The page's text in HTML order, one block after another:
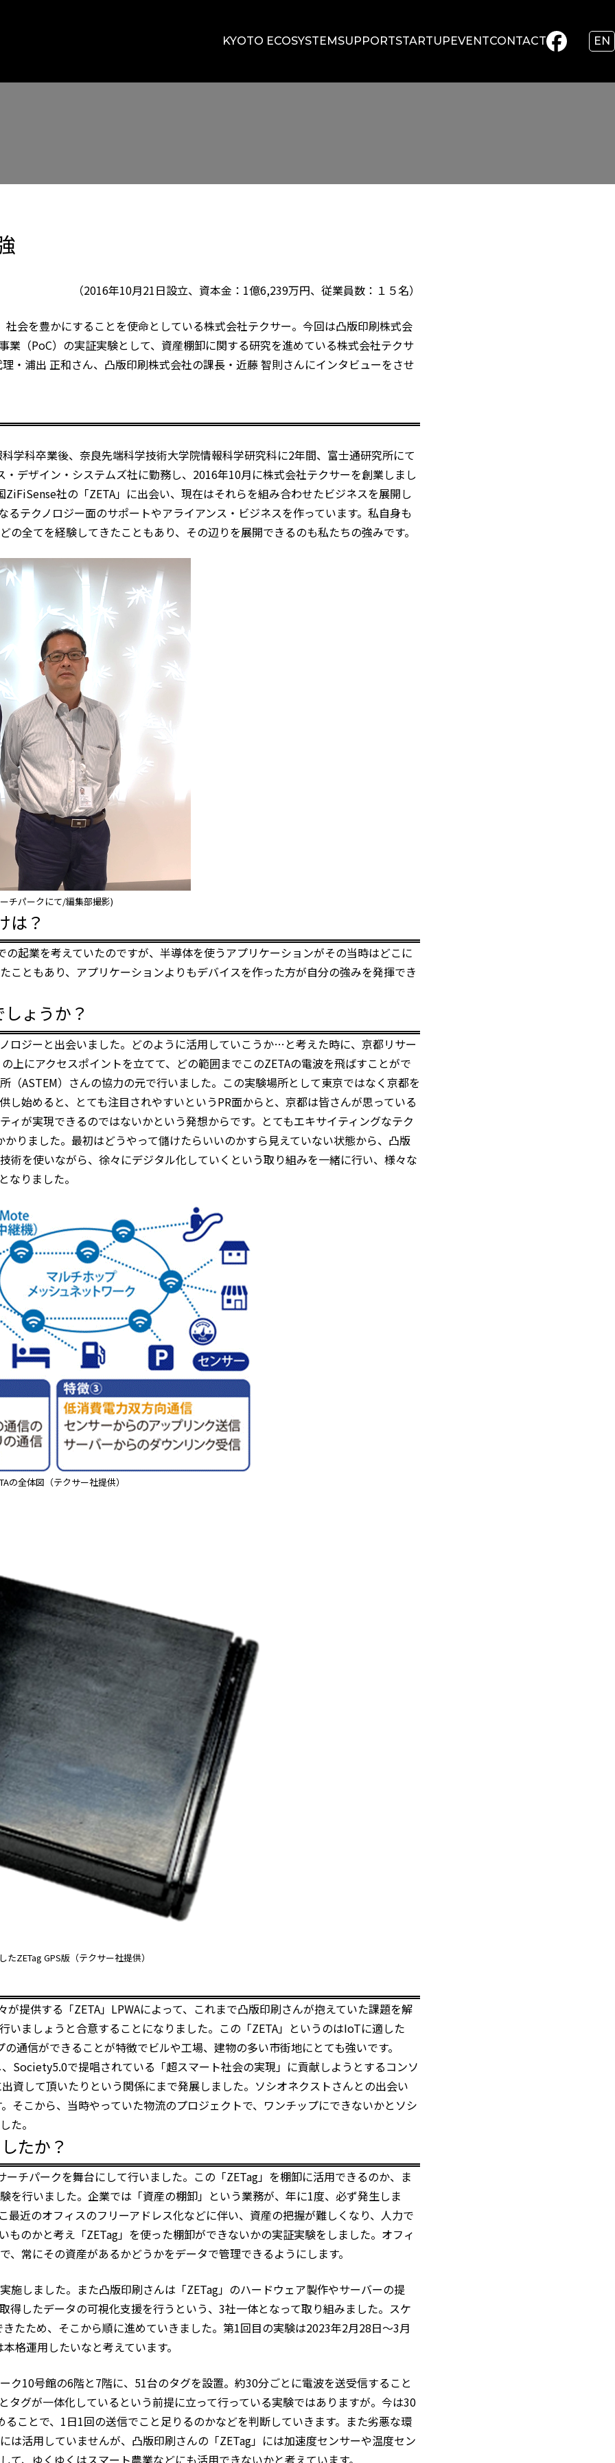
KYOTO ECOSYSTEMSUPPORTSTARTUPEVENTCONTACT EN
（2016年10月21日設立、資本金：1億6,239万円、従業員数：１５名）
会を豊かにすることを使命としている株式会社テクサー。今回は凸版印刷株式会
（PoC）の実証実験として、資産棚卸に関する研究を進めている株式会社テクサ
・浦出 正和さん、凸版印刷株式会社の課長・近藤 智則さんにインタビューをさせ
学科卒業後、奈良先端科学技術大学院情報科学研究科に2年間、富士通研究所にて
デザイン・システムズ社に勤務し、2016年10月に株式会社テクサーを創業しまし
社の「ZETA」に出会い、現在はそれらを組み合わせたビジネスを展開し
テクノロジー面のサポートやアライアンス・ビジネスを作っています。私自身も
全てを経験してきたこともあり、その辺りを展開できるのも私たちの強みです。
チパークにて/編集部撮影)
は？
起業を考えていたのですが、半導体を使うアプリケーションがその当時はどこに
ともあり、アプリケーションよりもデバイスを作った方が自分の強みを発揮でき
ょうか？
ロジーと出会いました。どのように活用していこうか…と考えた時に、京都リサー
上にアクセスポイントを立てて、どの範囲までこのZETAの電波を飛ばすことがで
ASTEM）さんの協力の元で行いました。この実験場所として東京ではなく京都を
始めると、とても注目されやすいというPR面からと、京都は皆さんが思っている
が実現できるのではないかという発想からです。とてもエキサイティングなテク
りました。最初はどうやって儲けたらいいのかすら見えていない状態から、凸版
術を使いながら、徐々にデジタル化していくという取り組みを一緒に行い、様々な
りました。
の全体図（テクサー社提供）
たZETag GPS版（テクサー社提供）
提供する「ZETA」LPWAによって、これまで凸版印刷さんが抱えていた課題を解
ましょうと合意することになりました。この「ZETA」というのはIoTに適した
通信ができることが特徴でビルや工場、建物の多い市街地にとても強いです。
Society5.0で提唱されている「超スマート社会の実現」に貢献しようとするコンソ
資して頂いたりという関係にまで発展しました。ソシオネクストさんとの出会い
そこから、当時やっていた物流のプロジェクトで、ワンチップにできないかとソシ
た。
たか？
チパークを舞台にして行いました。この「ZETag」を棚卸に活用できるのか、ま
行いました。企業では「資産の棚卸」という業務が、年に1度、必ず発生しま
近のオフィスのフリーアドレス化などに伴い、資産の把握が難しくなり、人力で
のかと考え「ZETag」を使った棚卸ができないかの実証実験をしました。オフィ
常にその資産があるかどうかをデータで管理できるようにします。
しました。また凸版印刷さんは「ZETag」のハードウェア製作やサーバーの提
したデータの可視化支援を行うという、3社一体となって取り組みました。スケ
たため、そこから順に進めていきました。第1回目の実験は2023年2月28日〜3月
格運用したいなと考えています。
10号館の6階と7階に、51台のタグを設置。約30分ごとに電波を送受信すること
グが一体化しているという前提に立って行っている実験ではありますが。今は30
ことで、1日1回の送信でこと足りるのかなどを判断していきます。また劣悪な環
活用していませんが、凸版印刷さんの「ZETag」には加速度センサーや温度セン
、ゆくゆくはスマート農業などにも活用できないかと考えています。